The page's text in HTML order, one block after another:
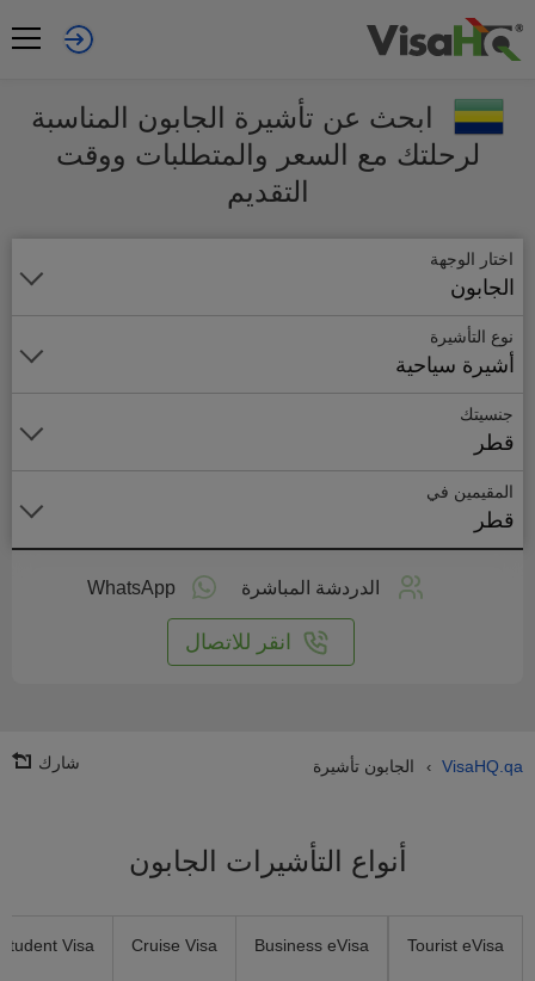
ابحث عن تأشيرة الجابون المناسبة
لرحلتك مع السعر والمتطلبات ووقت
التقديم
اختار الوجهة
الجابون
نوع التأشيرة
أشيرة سياحية
جنسيتك
قطر
المقيمين في
قطر
الدردشة المباشرة WhatsApp
انقر للاتصال
VisaHQ.qa
› الجابون تأشيرة شارك
أنواع التأشيرات الجابون
Tourist eVisa
Business eVisa
Cruise Visa
Student Visa